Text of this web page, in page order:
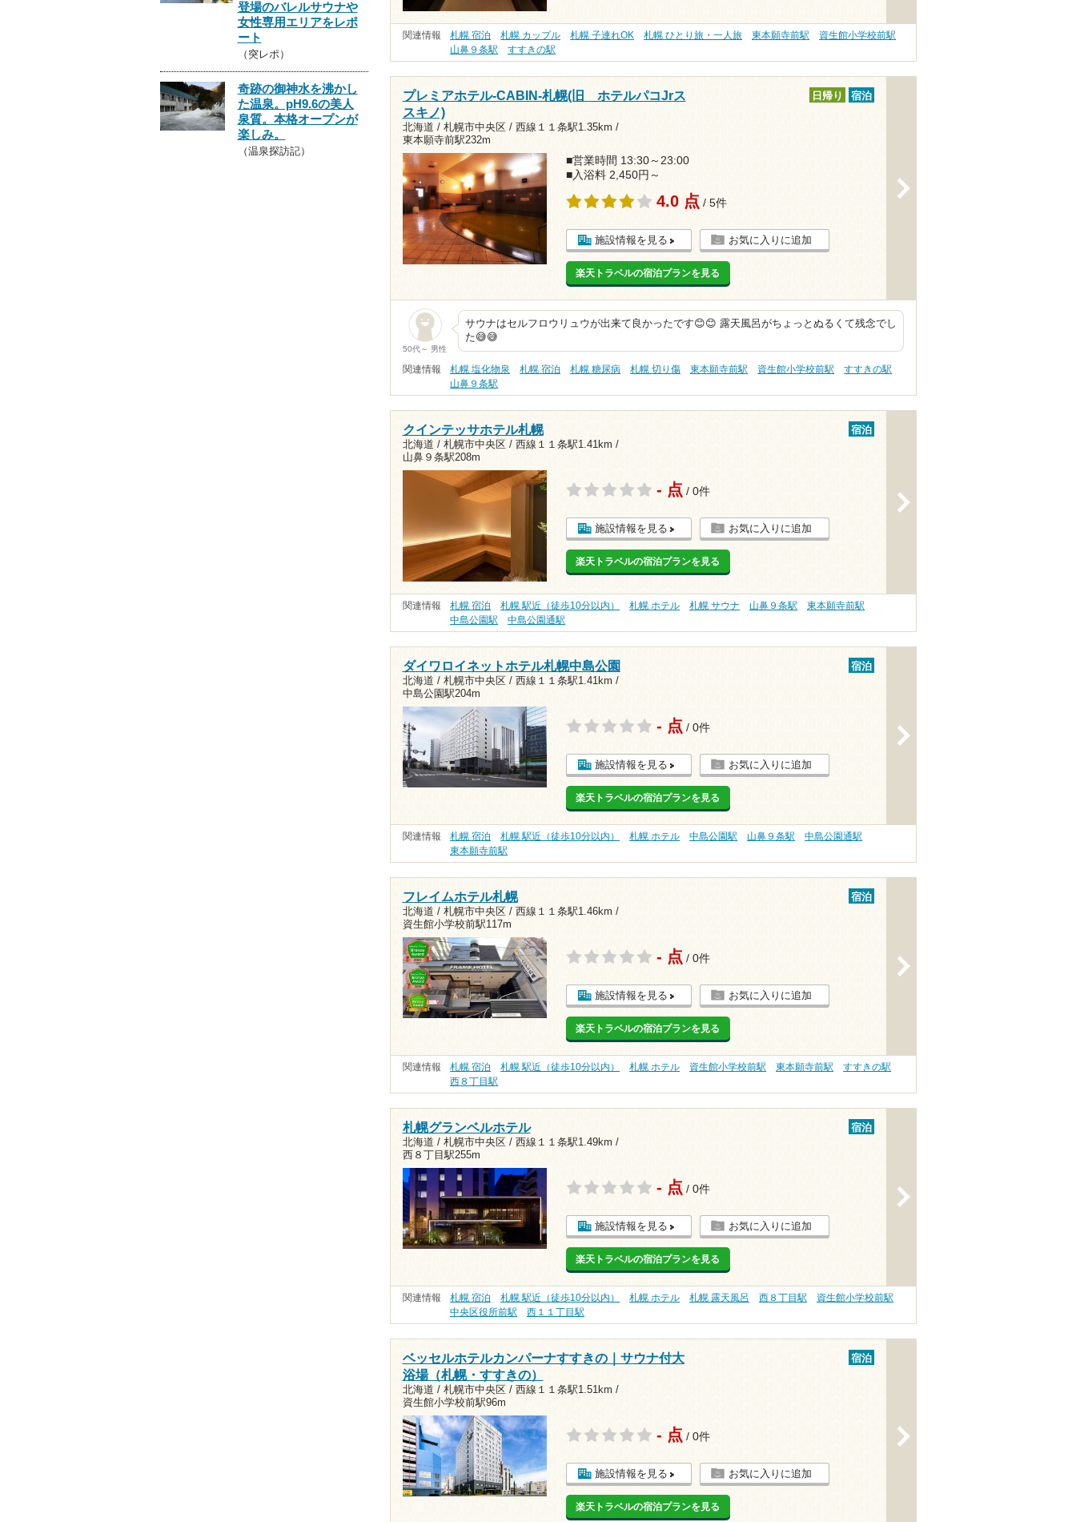
関連情報 札幌 宿泊 札幌 カップル 札幌 子連れOK 札幌 ひとり旅・一人旅 東本願寺前駅
資生館小学校前駅
山鼻９条駅
すすきの駅
プレミアホテル-CABIN-札幌(旧 ホテルパコJrス
スキノ)
北海道 / 札幌市中央区 / 西線１１条駅1.35km /
東本願寺前駅232m
日帰り 宿泊
■営業時間 13:30～23:00
■入浴料 2,450円～
4.0 点 / 5件
施設情報を見る お気に入りに追加
楽天トラベルの宿泊プランを見る
50代～ 男性
サウナはセルフロウリュウが出来て良かったです😊😊 露天風呂がちょっとぬるくて残念でし
た😅😅
関連情報 札幌 塩化物泉 札幌 宿泊 札幌 糖尿病 札幌 切り傷 東本願寺前駅 資生館小学校前駅
すすきの駅
山鼻９条駅
クインテッサホテル札幌
北海道 / 札幌市中央区 / 西線１１条駅1.41km /
山鼻９条駅208m
宿泊
- 点 / 0件
施設情報を見る お気に入りに追加
楽天トラベルの宿泊プランを見る
関連情報 札幌 宿泊 札幌 駅近（徒歩10分以内） 札幌 ホテル 札幌 サウナ 山鼻９条駅
東本願寺前駅
中島公園駅
中島公園通駅
ダイワロイネットホテル札幌中島公園
北海道 / 札幌市中央区 / 西線１１条駅1.41km /
中島公園駅204m
宿泊
- 点 / 0件
施設情報を見る お気に入りに追加
楽天トラベルの宿泊プランを見る
関連情報 札幌 宿泊 札幌 駅近（徒歩10分以内） 札幌 ホテル 中島公園駅 山鼻９条駅
中島公園通駅
東本願寺前駅
フレイムホテル札幌
北海道 / 札幌市中央区 / 西線１１条駅1.46km /
資生館小学校前駅117m
宿泊
- 点 / 0件
施設情報を見る お気に入りに追加
楽天トラベルの宿泊プランを見る
関連情報 札幌 宿泊 札幌 駅近（徒歩10分以内） 札幌 ホテル 資生館小学校前駅 東本願寺前駅
すすきの駅
西８丁目駅
札幌グランベルホテル
北海道 / 札幌市中央区 / 西線１１条駅1.49km /
西８丁目駅255m
宿泊
- 点 / 0件
施設情報を見る お気に入りに追加
楽天トラベルの宿泊プランを見る
関連情報 札幌 宿泊 札幌 駅近（徒歩10分以内） 札幌 ホテル 札幌 露天風呂 西８丁目駅
資生館小学校前駅
中央区役所前駅
西１１丁目駅
ベッセルホテルカンパーナすすきの｜サウナ付大
浴場（札幌・すすきの）
北海道 / 札幌市中央区 / 西線１１条駅1.51km /
資生館小学校前駅96m
宿泊
- 点 / 0件
施設情報を見る お気に入りに追加
楽天トラベルの宿泊プランを見る
登場のバレルサウナや
女性専用エリアをレポ
ート
（突レポ）
奇跡の御神水を沸かし
た温泉。pH9.6の美人
泉質。本格オープンが
楽しみ。
（温泉探訪記）